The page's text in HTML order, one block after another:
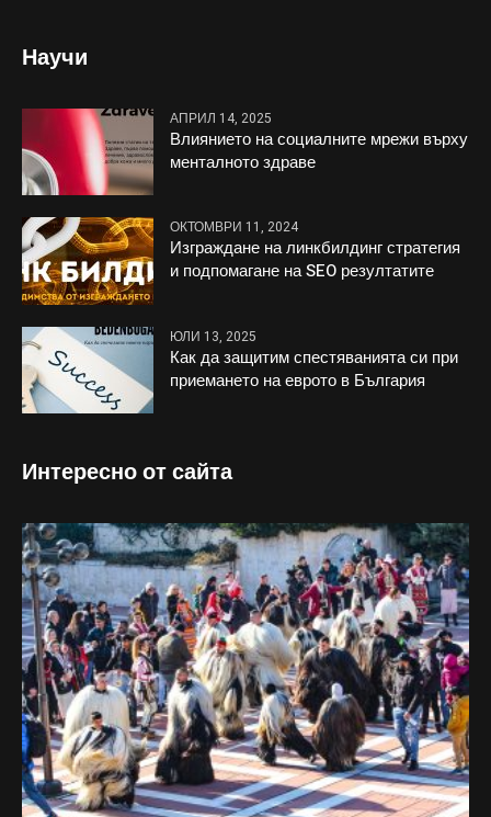
Научи
АПРИЛ 14, 2025
Влиянието на социалните мрежи върху
менталното здраве
ОКТОМВРИ 11, 2024
Изграждане на линкбилдинг стратегия
и подпомагане на SEO резултатите
ЮЛИ 13, 2025
Как да защитим спестяванията си при
приемането на еврото в България
Интересно от сайта